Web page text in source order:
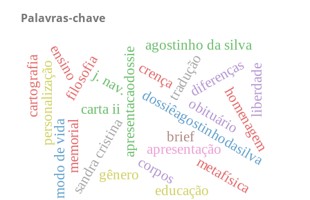
Palavras-chave
apresentação
dossiêagostinhodasilva
apresentacaodossie tradução
brief
j. nav.
agostinho da silva
carta ii
sandra cristina obituáriohomenagem
memorial
diferenças
corpos
filosofia
metafísica
modo de vida educação
personalização crença
cartografia
gênero
liberdade
ensino